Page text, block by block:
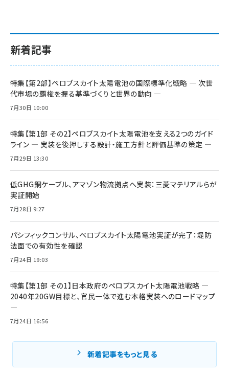
新着記事
特集【第2部】ペロブスカイト太陽電池の国際標準化戦略 ― 次世
代市場の覇権を握る基準づくりと世界の動向 ―
7月30日 10:00
特集【第1部 その2】ペロブスカイト太陽電池を支える2つのガイド
ライン ― 実装を後押しする設計・施工方針と評価基準の策定 ―
7月29日 13:30
低GHG銅ケーブル、アマゾン物流拠点へ実装：三菱マテリアルらが
実証開始
7月28日 9:27
パシフィックコンサル、ペロブスカイト太陽電池実証が完了：堤防
法面での有効性を確認
7月24日 19:03
特集【第1部 その1】日本政府のペロブスカイト太陽電池戦略 ―
2040年20GW目標と、官民一体で進む本格実装へのロードマップ
―
7月24日 16:56
新着記事をもっと見る